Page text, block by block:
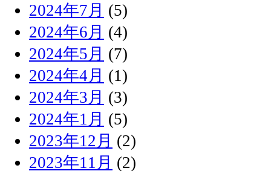
2024年7月 (5)
2024年6月 (4)
2024年5月 (7)
2024年4月 (1)
2024年3月 (3)
2024年1月 (5)
2023年12月 (2)
2023年11月 (2)